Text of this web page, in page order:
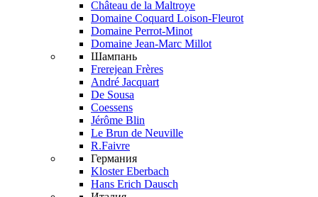
Château de la Maltroye
Domaine Coquard Loison-Fleurot
Domaine Perrot-Minot
Domaine Jean-Marc Millot
Шампань
Frerejean Frères
André Jacquart
De Sousa
Coessens
Jérôme Blin
Le Brun de Neuville
R.Faivre
Германия
Kloster Eberbach
Hans Erich Dausch